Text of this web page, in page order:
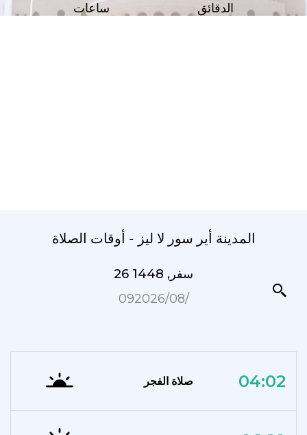
ساعات الدقائق
المدينة أير سور لا ليز - أوقات الصلاة
26 سفر, 1448
09‏/08‏/2026
صلاة الفجر 04:02